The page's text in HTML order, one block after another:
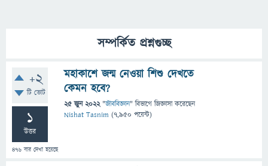
সম্পর্কিত প্রশ্নগুচ্ছ
+2
টি ভোট
1
উত্তর
476 বার দেখা হয়েছে
মহাকাশে জন্ম নেওয়া শিশু দেখতে
কেমন হবে?
25 জুন 2022 "জীববিজ্ঞান" বিভাগে জিজ্ঞাসাকরেছেন
Nishat Tasnim (7,950 পয়েন্ট)